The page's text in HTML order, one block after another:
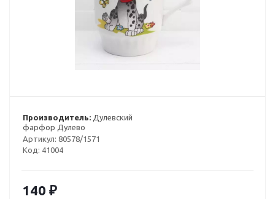
Производитель: Дулевский
фарфор Дулево
Артикул: 80578/1571
Код: 41004
140 ₽